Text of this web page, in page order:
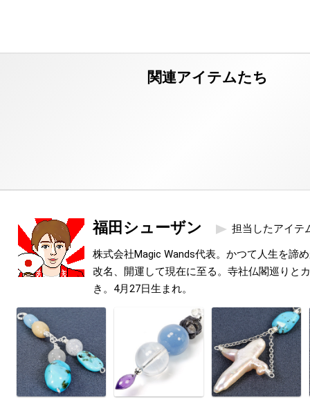
福田シューザン 担当したアイテ
株式会社Magic Wands代表。かつて人生を諦
改名、開運して現在に至る。寺社仏閣巡りと
き。4月27日生まれ。